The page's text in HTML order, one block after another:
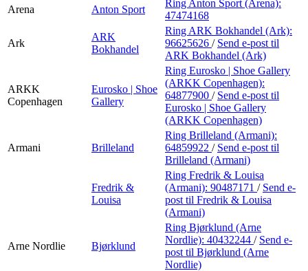
Arena
Anton Sport
Ring Anton Sport (Arena):
47474168
Ark
ARK
Bokhandel
Ring ARK Bokhandel (Ark):
96625626 / Send e-post til
ARK Bokhandel (Ark)
ARKK
Copenhagen
Eurosko | Shoe
Gallery
Ring Eurosko | Shoe Gallery
(ARKK Copenhagen):
64877900 / Send e-post til
Eurosko | Shoe Gallery
(ARKK Copenhagen)
Armani Brilleland
Ring Brilleland (Armani):
64859922 / Send e-post til
Brilleland (Armani)
Fredrik &
Louisa
Ring Fredrik & Louisa
(Armani): 90487171 / Send e-
post til Fredrik & Louisa
(Armani)
Arne Nordlie Bjørklund
Ring Bjørklund (Arne
Nordlie): 40432244 / Send e-
post til Bjørklund (Arne
Nordlie)